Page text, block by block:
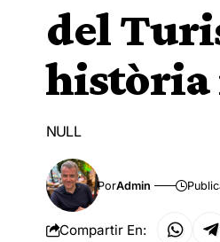
del
NULL
PorAdmin
Compartir En: